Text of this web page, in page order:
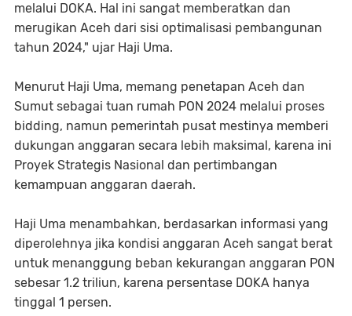
melalui DOKA. Hal ini sangat memberatkan dan
merugikan Aceh dari sisi optimalisasi pembangunan
tahun 2024," ujar Haji Uma.
Menurut Haji Uma, memang penetapan Aceh dan
Sumut sebagai tuan rumah PON 2024 melalui proses
bidding, namun pemerintah pusat mestinya memberi
dukungan anggaran secara lebih maksimal, karena ini
Proyek Strategis Nasional dan pertimbangan
kemampuan anggaran daerah.
Haji Uma menambahkan, berdasarkan informasi yang
diperolehnya jika kondisi anggaran Aceh sangat berat
untuk menanggung beban kekurangan anggaran PON
sebesar 1.2 triliun, karena persentase DOKA hanya
tinggal 1 persen.